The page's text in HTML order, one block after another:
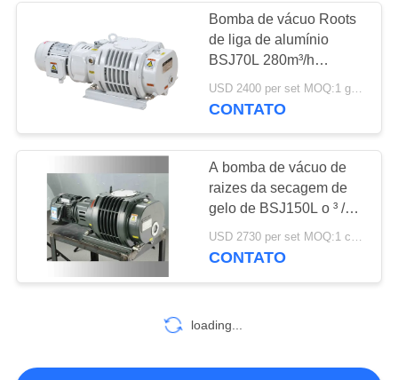
Bomba de vácuo Roots
de liga de alumínio
BSJ70L 280m³/h
0,75kW
USD 2400 per set MOQ:1 grupo
CONTATO
A bomba de vácuo de
raizes da secagem de
gelo de BSJ150L o ³ /h
de 500 m enraíza a
bomba de vácuo do
USD 2730 per set MOQ:1 conjunto
CONTATO
loading...